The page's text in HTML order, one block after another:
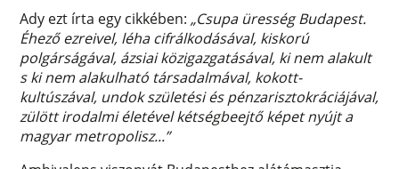
Ady ezt írta egy cikkében:„Csupa üresség Budapest.
Éhező ezreivel, léha cifrálkodásával, kiskorú
polgárságával, ázsiai közigazgatásával, ki nem alakult
s ki nem alakulható társadalmával, kokott-
kultúszával, undok születési és pénzarisztokráciájával,
zülött irodalmi életével kétségbeejtő képet nyújt a
magyar metropolisz...”